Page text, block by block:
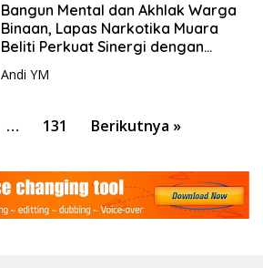
Bangun Mental dan Akhlak Warga
Binaan, Lapas Narkotika Muara
Beliti Perkuat Sinergi dengan
Kemenag Musi Rawas
Andi YM
… 131 Berikutnya »